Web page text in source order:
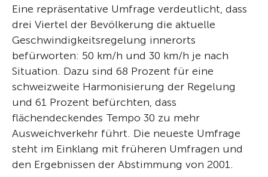
Eine repräsentative Umfrage verdeutlicht, dass
drei Viertel der Bevölkerung die aktuelle
Geschwindigkeitsregelung innerorts
befürworten: 50 km/h und 30 km/h je nach
Situation. Dazu sind 68 Prozent für eine
schweizweite Harmonisierung der Regelung
und 61 Prozent befürchten, dass
flächendeckendes Tempo 30 zu mehr
Ausweichverkehr führt. Die neueste Umfrage
steht im Einklang mit früheren Umfragen und
den Ergebnissen der Abstimmung von 2001.